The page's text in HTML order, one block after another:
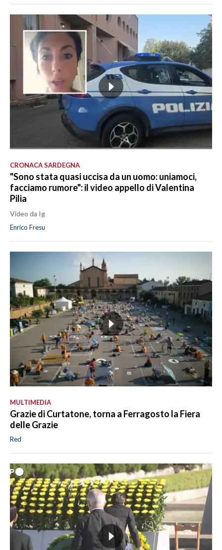
CRONACA SARDEGNA
"Sono stata quasi uccisa da un uomo: uniamoci,
facciamo rumore": il video appello di Valentina
Pilia
Video da Ig
Enrico Fresu
MULTIMEDIA
Grazie di Curtatone, torna a Ferragosto la Fiera
delle Grazie
Red